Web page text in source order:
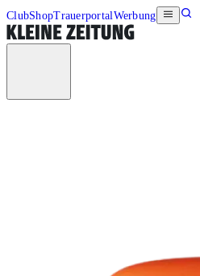
ClubShopTrauerportalWerbung